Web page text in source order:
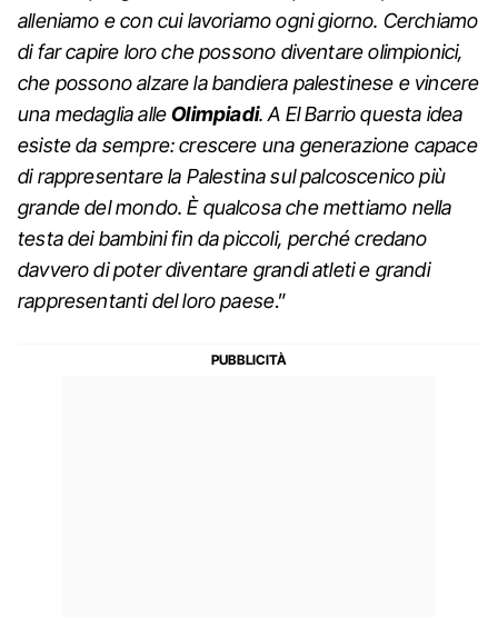
alleniamo e con cui lavoriamo ogni giorno. Cerchiamo
di far capire loro che possono diventare olimpionici,
che possono alzare la bandiera palestinese e vincere
una medaglia alleOlimpiadi. A El Barrio questa idea
esiste da sempre: crescere una generazione capace
di rappresentare la Palestina sul palcoscenico più
grande del mondo. È qualcosa che mettiamo nella
testa dei bambini fin da piccoli, perché credano
davvero di poter diventare grandi atleti e grandi
rappresentanti del loro paese.”